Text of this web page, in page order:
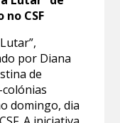
CSF
por Diana
de
domingo, dia